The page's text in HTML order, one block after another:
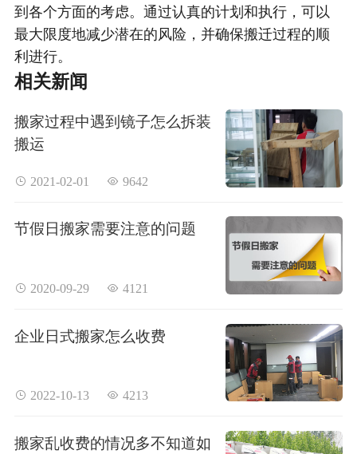
到各个方面的考虑。通过认真的计划和执行，可以
最大限度地减少潜在的风险，并确保搬迁过程的顺
利进行。
相关新闻
搬家过程中遇到镜子怎么拆装
搬运
 2021-02-01  9642
节假日搬家需要注意的问题
 2020-09-29  4121
企业日式搬家怎么收费
 2022-10-13  4213
搬家乱收费的情况多不知道如